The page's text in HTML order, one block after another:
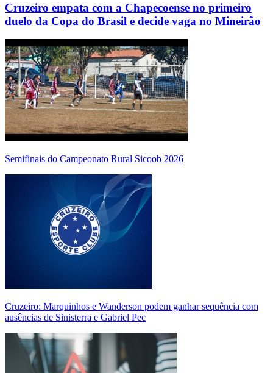
Cruzeiro empata com a Chapecoense no primeiro
duelo da Copa do Brasil e decide vaga no Mineirão
Semifinais do Campeonato Rural Sicoob 2026
Cruzeiro: Marquinhos e Wanderson podem ganhar sequência com
ausências de Sinisterra e Gabriel Pec